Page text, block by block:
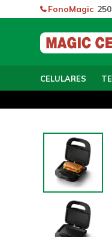
CELULARES
FonoMagic